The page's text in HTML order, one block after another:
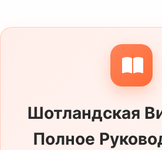
Шотландская
Полное